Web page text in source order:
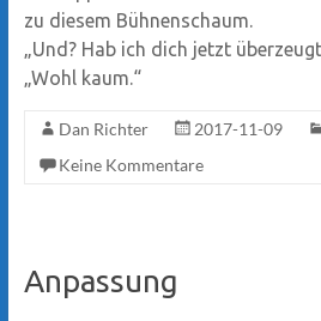
zu diesem Bühnenschaum.
„Und? Hab ich dich jetzt
„Wohl kaum.“
Dan Richter 2017-11-09
Keine Kommentare
Anpassung